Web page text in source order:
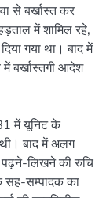
से बर्खास्त कर
में शामिल रहे,
गया था। बाद में
में बर्खास्तगी आदेश
में यूनिट के
बाद में अलग
पढ़ने-लिखने की रुचि
सह-सम्पादक का